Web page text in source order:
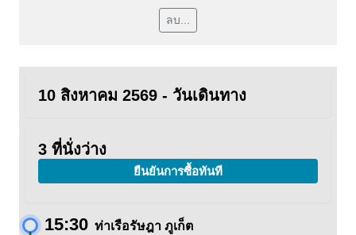
ลบ...
10 สิงหาคม 2569 - วันเดินทาง
3 ที่นั่งว่าง
ยืนยันการซื้อทันที
15:30 ท่าเรือรัษฎา ภูเก็ต